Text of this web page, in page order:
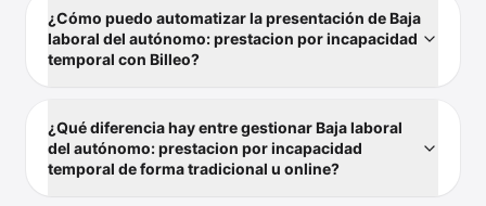
¿Cómo puedo automatizar la presentación de Baja
laboral del autónomo: prestacion por incapacidad
temporal con Billeo?
¿Qué diferencia hay entre gestionar Baja laboral
del autónomo: prestacion por incapacidad
temporal de forma tradicional u online?